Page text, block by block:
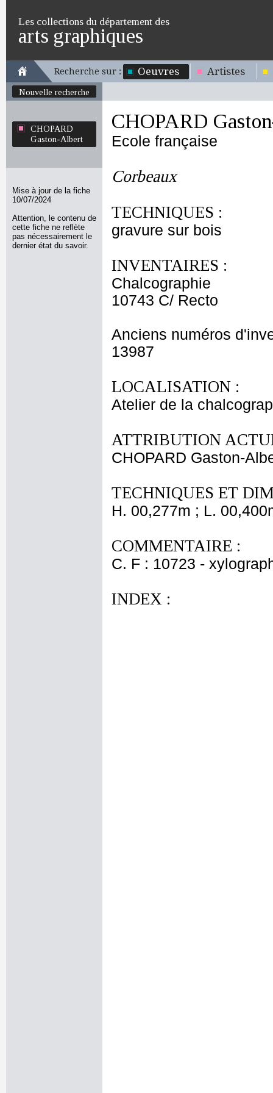
Les collections du département des
arts graphiques
Recherche sur : Oeuvres Artistes
Nouvelle recherche
CHOPARD
Gaston-Albert
Mise à jour de la fiche
10/07/2024
Attention, le contenu de
cette fiche ne reflète
pas nécessairement le
dernier état du savoir.
CHOPARD
Ecole française
Corbeaux
TECHNIQUES :
gravure sur bois
INVENTAIRES :
Chalcographie
10743 C/ Recto
Anciens numéros
13987
LOCALISATION :
Atelier de la
ATTRIBUTION
CHOPARD Gaston-
TECHNIQUES ET
H. 00,277m ; L.
COMMENTAIRE :
C. F : 10723 -
INDEX :